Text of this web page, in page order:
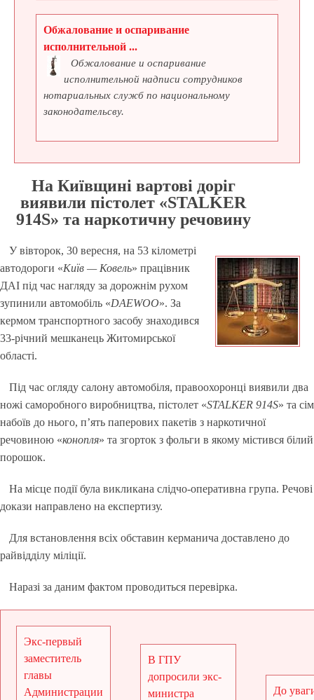
Обжалование и оспаривание
исполнительной ...
Обжалование и оспаривание
исполнительной надписи сотрудников
нотариальных служб по национальному
законодательсву.
На Київщині вартові доріг
виявили пістолет «STALKER
914S» та наркотичну речовину
У вівторок, 30 вересня, на 53 кілометрі
автодороги «Київ — Ковель» працівник
ДАІ під час нагляду за дорожнім рухом
зупинили автомобіль «DAEWOO». За
кермом транспортного засобу знаходився
33-річний мешканець Житомирської
області.
Під час огляду салону автомобіля, правоохоронці виявили два
ножі саморобного виробництва, пістолет «STALKER 914S» та сім
набоїв до нього, п’ять паперових пакетів з наркотичної
речовиною «конопля» та згорток з фольги в якому містився білий
порошок.
На місце події була викликана слідчо-оперативна група. Речові
докази направлено на експертизу.
Для встановлення всіх обставин керманича доставлено до
райвідділу міліції.
Наразі за даним фактом проводиться перевірка.
Экс-первый
заместитель
главы
Администрации
В ГПУ
допросили экс-
министра
До